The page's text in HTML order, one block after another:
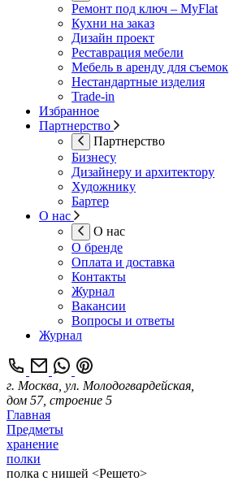
Ремонт под ключ – MyFlat
Кухни на заказ
Дизайн проект
Реставрация мебели
Мебель в аренду для съемок
Нестандартные изделия
Trade-in
Избранное
Партнерство
Партнерство
Бизнесу
Дизайнеру и архитектору
Художнику
Бартер
О нас
О нас
О бренде
Оплата и доставка
Контакты
Журнал
Вакансии
Вопросы и ответы
Журнал
г. Москва, ул. Молодогвардейская,
дом 57, строение 5
Главная
Предметы
хранение
полки
полка с нишей <Решето>